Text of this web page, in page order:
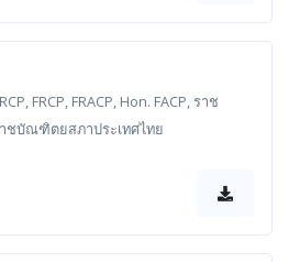
FRCP, FRACP, Hon. FACP, ราช
บัณฑิตยสภาประเทศไทย